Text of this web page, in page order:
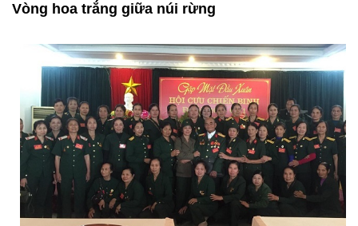
Vòng hoa trắng giữa núi rừng